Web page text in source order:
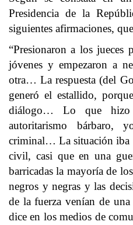
Presidencia de la
siguientes afirmaciones,
“Presionaron a los jueces
jóvenes y empezaron a
otra… La respuesta (del
generó el estallido,
diálogo… Lo que hizo
autoritarismo bárbaro,
criminal… La situación iba
civil, casi que en una
barricadas la mayoría de
negros y negras y las
de la fuerza venían de
dice en los medios de